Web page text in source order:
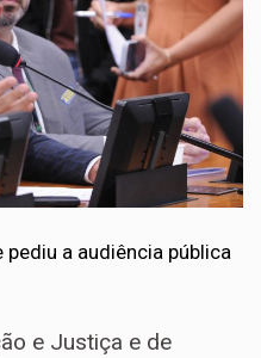
a audiência pública
e Justiça e de